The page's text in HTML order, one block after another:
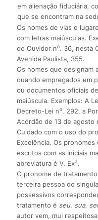
em alienação fiduciária,
que se encontram na
Os nomes de vias e
com letras maiúsculas.
do Ouvidor no. 36, nesta
Avenida Paulista, 355.
Os nomes que designam
quando empregados em
ou documentos oficiais
maiúscula. Exemplos: A
Decreto-Lei no. 292, a
Acórdão de 13 de agosto
Cuidado com o uso do
Excelência. Os
escritos com as iniciais
abreviatura é V. Exa.
O pronome de
terceira pessoa do
possessivos
tratamento é seu, sua,
autor vem, mui